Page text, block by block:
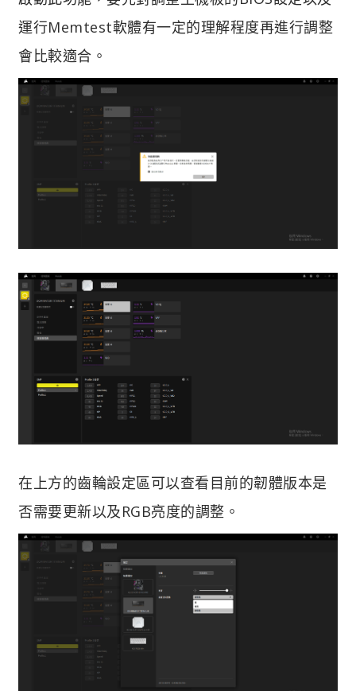
運行Memtest軟體有一定的理解程度再進行調整
會比較適合。
在上方的齒輪設定區可以查看目前的韌體版本是
否需要更新以及RGB亮度的調整。